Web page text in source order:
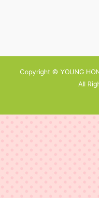
Copyright © YOUNG
All